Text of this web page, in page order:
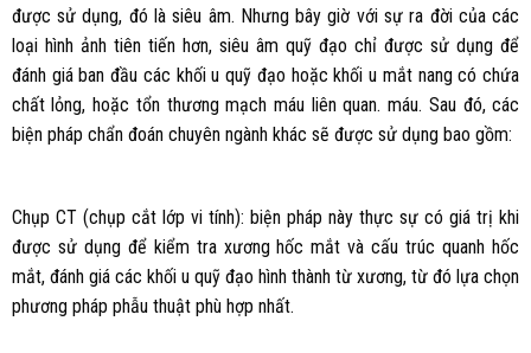
được sử dụng, đó là siêu âm. Nhưng bây giờ với sự ra đời của các
loại hình ảnh tiên tiến hơn, siêu âm quỹ đạo chỉ được sử dụng để
đánh giá ban đầu các khối u quỹ đạo hoặc khối u mắt nang có chứa
chất lỏng, hoặc tổn thương mạch máu liên quan. máu. Sau đó, các
biện pháp chẩn đoán chuyên ngành khác sẽ được sử dụng bao gồm:
Chụp CT (chụp cắt lớp vi tính): biện pháp này thực sự có giá trị khi
được sử dụng để kiểm tra xương hốc mắt và cấu trúc quanh hốc
mắt, đánh giá các khối u quỹ đạo hình thành từ xương, từ đó lựa chọn
phương pháp phẫu thuật phù hợp nhất.